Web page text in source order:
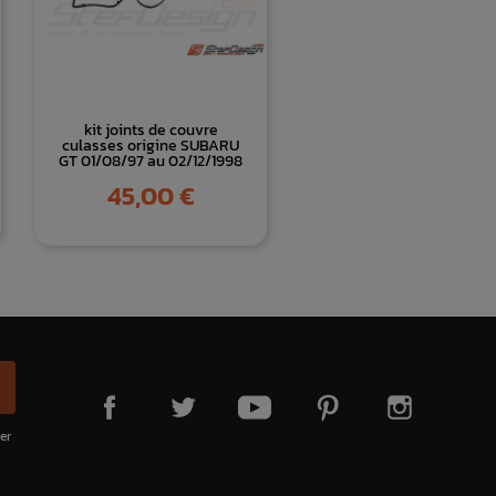
kit joints de couvre
culasses origine SUBARU
GT 01/08/97 au 02/12/1998
Prix
45,00 €